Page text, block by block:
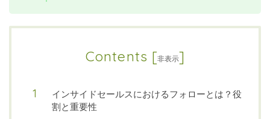
Contents [非表示]
インサイドセールスにおけるフォローとは？役
割と重要性